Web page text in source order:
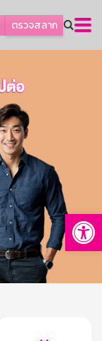
ตรวจสลาก